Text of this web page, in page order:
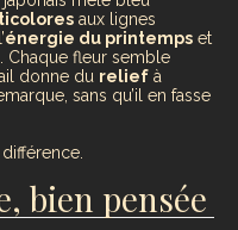
aux lignes
énergie du printemps et
Chaque fleur semble
donne du relief à
sans qu’il en fasse
bien pensée